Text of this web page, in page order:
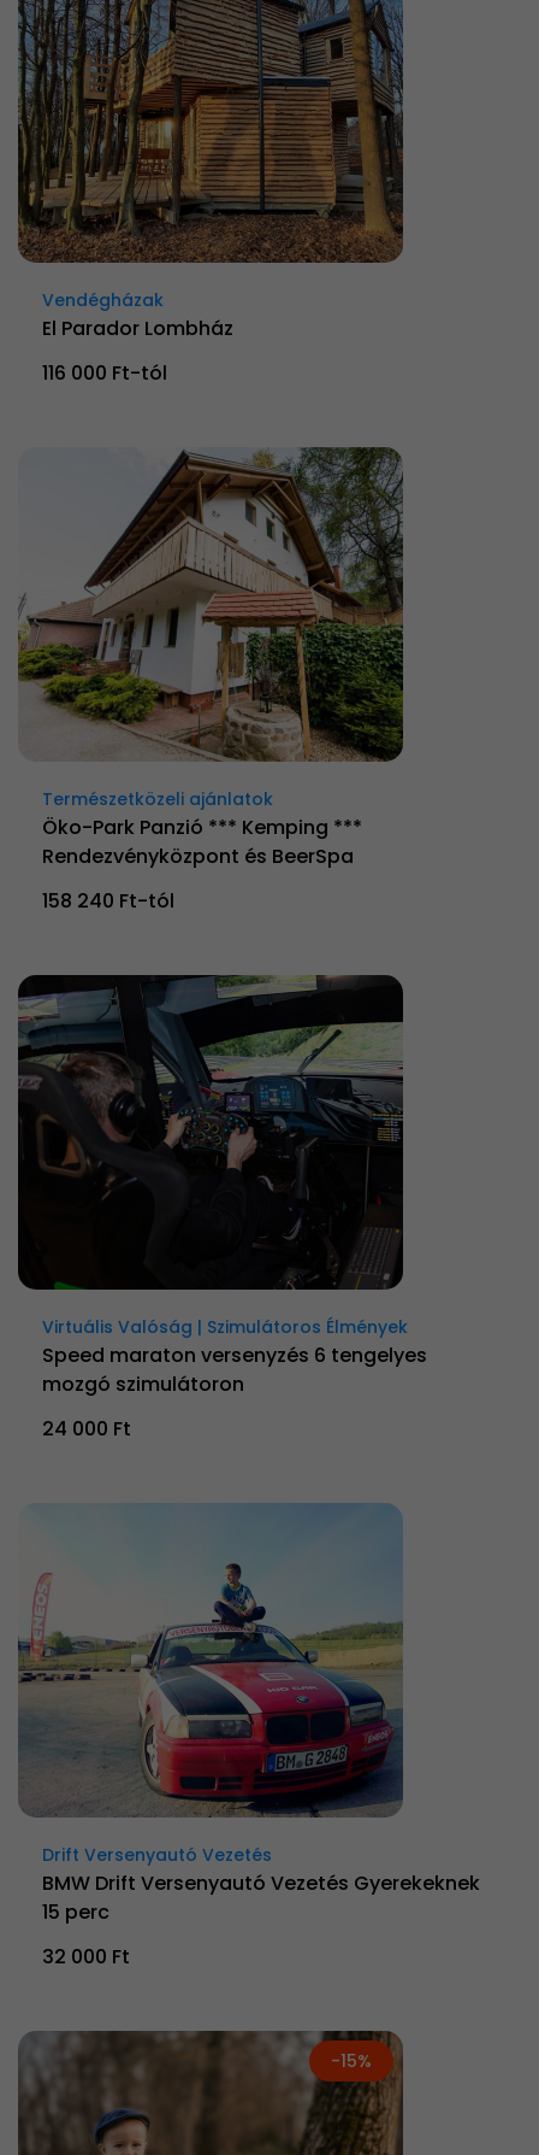
Vendégházak
El Parador Lombház
116 000 Ft-tól
Természetközeli ajánlatok
Öko-Park Panzió *** Kemping ***
Rendezvényközpont és BeerSpa
158 240 Ft-tól
Virtuális Valóság | Szimulátoros Élmények
Speed maraton versenyzés 6 tengelyes
mozgó szimulátoron
24 000 Ft
Drift Versenyautó Vezetés
BMW Drift Versenyautó Vezetés Gyerekeknek
15 perc
32 000 Ft
-15%